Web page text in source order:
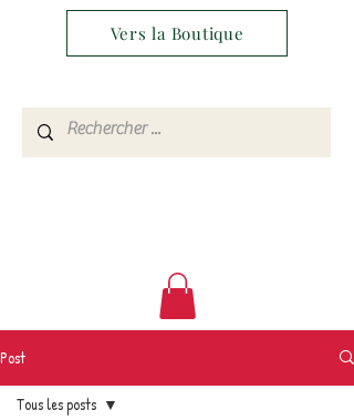
Vers la Boutique
Post
Tous les posts